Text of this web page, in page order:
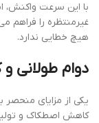
با این سرعت واکنش،
غیرمنتظره را فراهم
هیچ خطایی ندارد.
دوام طولانی
یکی از مزایای
کاهش اصطکاک و